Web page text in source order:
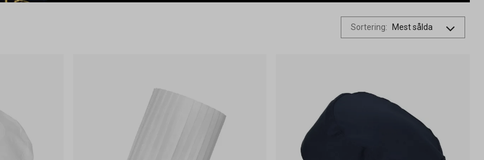
Sortering: